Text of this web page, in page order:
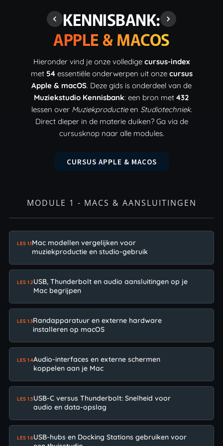
KENNISBANK:
APPLE & MACOS
Hieronder vind je onze volledige cursus-index
met 54essentiële onderwerpen uit onze cursus
Apple & macOS. Deze gids is onderdeel van de
Muziekstudio Kennisbank: een bron met 432
lessen over Muziekproductieen Studiotechniek.
Direct dieper in de materie duiken? Ga via de
cursusknop naar alle modules.
CURSUS APPLE & MACOS
MODULE 1 - MACS & AANSLUITINGEN
LES 1.1Mac modellen vergelijken voor
muziekproductie en studio-gebruik
LES 1.2USB, Thunderbolt en audio aansluitingen op je
Mac begrijpen
LES 1.3Randapparatuur en externe hardware
installeren op macOS
LES 1.4Audio-interfaces en externe schermen
koppelen aan je Mac
LES 1.5USB-C versus Thunderbolt: Snelheid voor
audio en data-opslag
LES 1.6USB-hubs en Docking Stations gebruiken voor